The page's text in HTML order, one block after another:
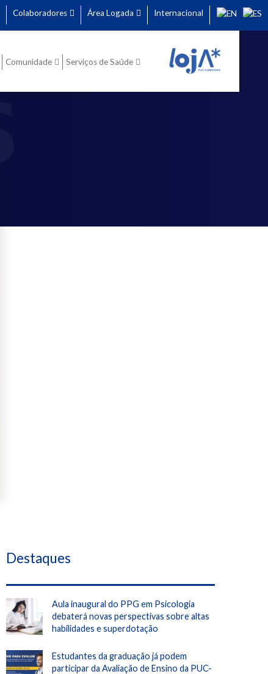
Colaboradores Área Logada Internacional
Comunidade Serviços de Saúde
Destaques
Aula inaugural do PPG em Psicologia
debaterá novas perspectivas sobre altas
habilidades e superdotação
Estudantes da graduação já podem
participar da Avaliação de Ensino da PUC-